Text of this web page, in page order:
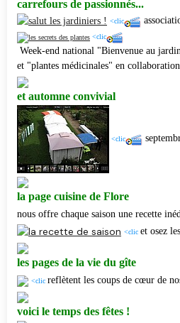
carrefours de passionnés...
<clic
<clic
Week-end national "Bienvenue au
et "plantes médicinales" en
et automne convivial
<clic
la page cuisine de Flore
nous offre chaque saison une recette
<clic et osez
les pages de la vie du gîte
<clic reflètent les coups de cœur de
voici le temps des fêtes !